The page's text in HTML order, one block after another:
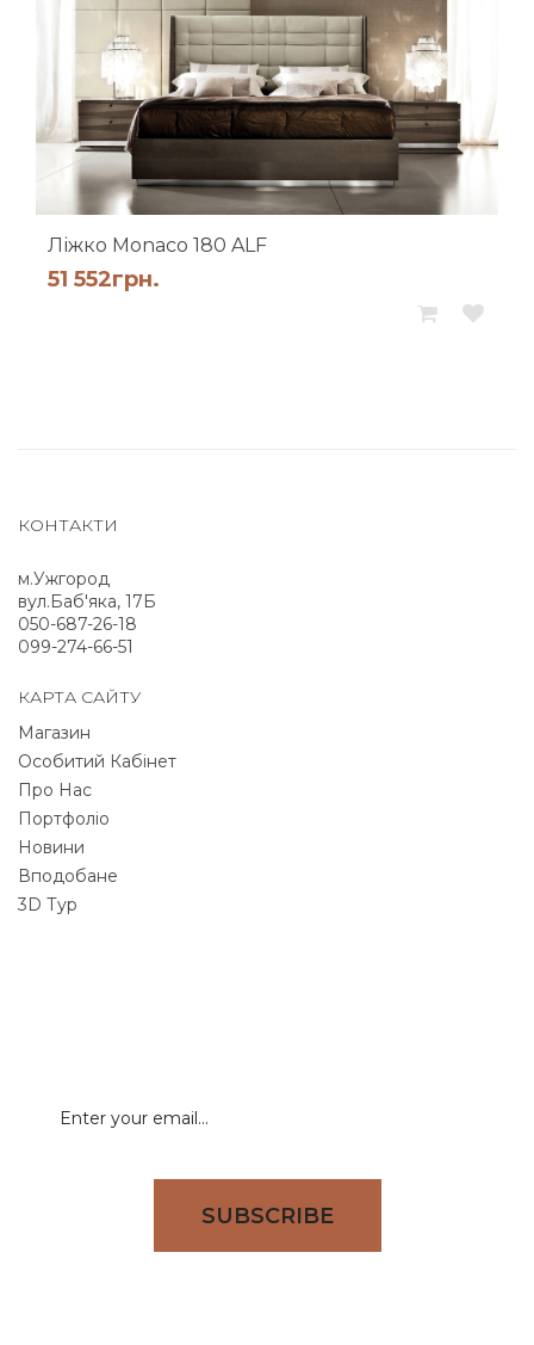
Ліжко Monaco 180 ALF
51 552грн.
КОНТАКТИ
м.Ужгород
вул.Баб'яка, 17Б
050-687-26-18
099-274-66-51
КАРТА САЙТУ
Магазин
Особитий Кабінет
Про Нас
Портфоліо
Новини
Вподобане
3D Тур